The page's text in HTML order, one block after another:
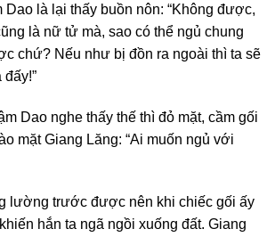
là lại thấy buồn nôn: “Không được,
là nữ tử mà, sao có thể ngủ chung
chứ? Nếu như bị đồn ra ngoài thì ta sẽ
Dao nghe thấy thế thì đỏ mặt, cầm gối
mặt Giang Lăng: “Ai muốn ngủ với
lường trước được nên khi chiếc gối ấy
hắn ta ngã ngồi xuống đất. Giang